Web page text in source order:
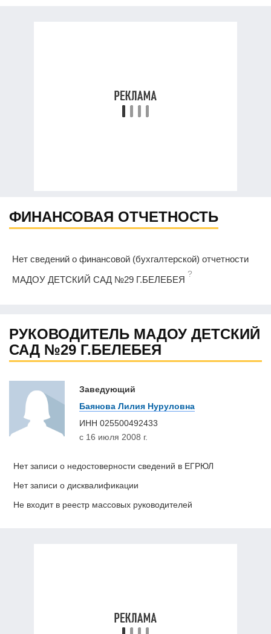
ФИНАНСОВАЯ ОТЧЕТНОСТЬ
Нет сведений о финансовой (бухгалтерской) отчетности
МАДОУ ДЕТСКИЙ САД №29 Г.БЕЛЕБЕЯ
?
РУКОВОДИТЕЛЬ МАДОУ ДЕТСКИЙ
САД №29 Г.БЕЛЕБЕЯ
Заведующий
Баянова Лилия Нуруловна
ИНН 025500492433
с 16 июля 2008 г.
Нет записи о недостоверности сведений в ЕГРЮЛ
Нет записи о дисквалификации
Не входит в реестр массовых руководителей